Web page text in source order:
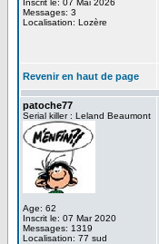
Inscrit le: 07 Mai 2026
Messages: 3
Localisation: Lozère
Revenir en haut de page
patoche77
Serial killer : Leland Beaumont
Age: 62
Inscrit le: 07 Mar 2020
Messages: 1319
Localisation: 77 sud